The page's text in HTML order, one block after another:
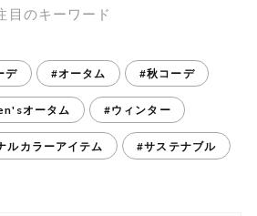
目のキーワード
デ #オータム #秋コーデ
オータム #ウィンター
ルカラーアイテム #サステナブル